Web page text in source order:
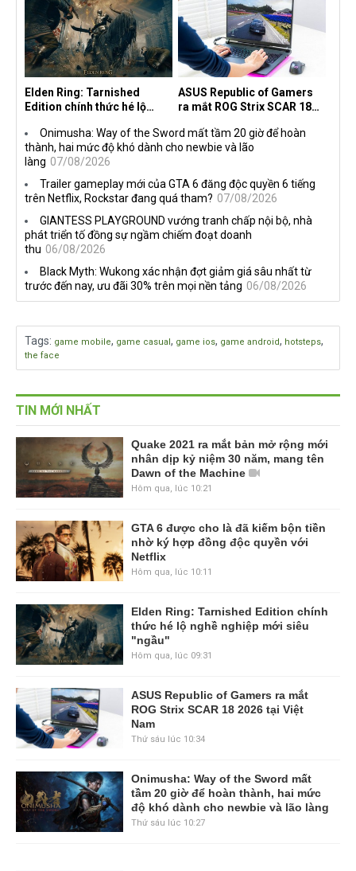
the Machine
Elden Ring: Tarnished
Edition chính thức hé lộ
ASUS Republic of Gamers
ra mắt ROG Strix SCAR 18
Onimusha: Way of the Sword mất tầm 20 giờ để hoàn
thành, hai mức độ khó dành cho newbie và lão
làng 07/08/2026
Trailer gameplay mới của GTA 6 đăng độc quyền 6 tiếng
trên Netflix, Rockstar đang quá tham? 07/08/2026
GIANTESS PLAYGROUND vướng tranh chấp nội bộ, nhà
phát triển tố đồng sự ngầm chiếm đoạt doanh
thu 06/08/2026
Black Myth: Wukong xác nhận đợt giảm giá sâu nhất từ
trước đến nay, ưu đãi 30% trên mọi nền tảng 06/08/2026
Tags: game mobile, game casual, game ios, game android, hotsteps,
the face
TIN MỚI NHẤT
Quake 2021 ra mắt bản mở rộng mới
nhân dịp kỷ niệm 30 năm, mang tên
Dawn of the Machine
Hôm qua, lúc 10:21
GTA 6 được cho là đã kiếm bộn tiền
nhờ ký hợp đồng độc quyền với
Netflix
Hôm qua, lúc 10:11
Elden Ring: Tarnished Edition chính
thức hé lộ nghề nghiệp mới siêu
"ngầu"
Hôm qua, lúc 09:31
ASUS Republic of Gamers ra mắt
ROG Strix SCAR 18 2026 tại Việt
Nam
Thứ sáu lúc 10:34
Onimusha: Way of the Sword mất
tầm 20 giờ để hoàn thành, hai mức
độ khó dành cho newbie và lão làng
Thứ sáu lúc 10:27